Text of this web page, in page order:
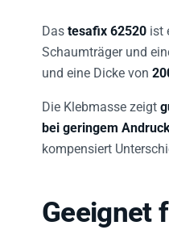
Das tesafix 62520 ist
Schaumträger und
und eine Dicke von
Die Klebmasse zeigt
bei geringem
kompensiert
Geeignet